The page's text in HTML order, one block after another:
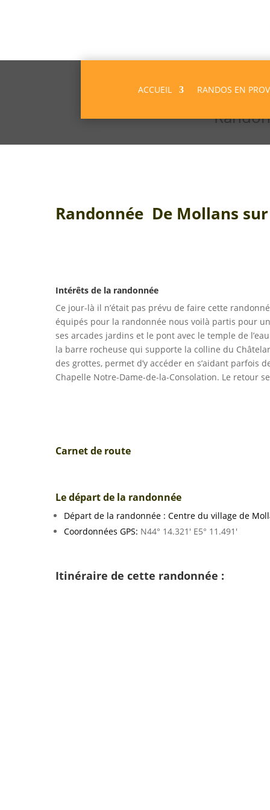
ACCUEIL RANDOS EN
Randonnée De Mollans
Intérêts de la randonnée
Ce jour-là il n’était pas prévu de faire cette
équipés pour la randonnée nous voilà partis pour
ses arcades jardins et le pont avec le temple de
la barre rocheuse qui supporte la colline du
des grottes, permet d’y accéder en s’aidant parfois
Chapelle Notre-Dame-de-la-Consolation. Le retour
Carnet de route
Le départ de la randonnée
Départ de la randonnée : Centre du village de
Coordonnées GPS: N44° 14.321′ E5° 11.491′
Itinéraire de cette randonnée :